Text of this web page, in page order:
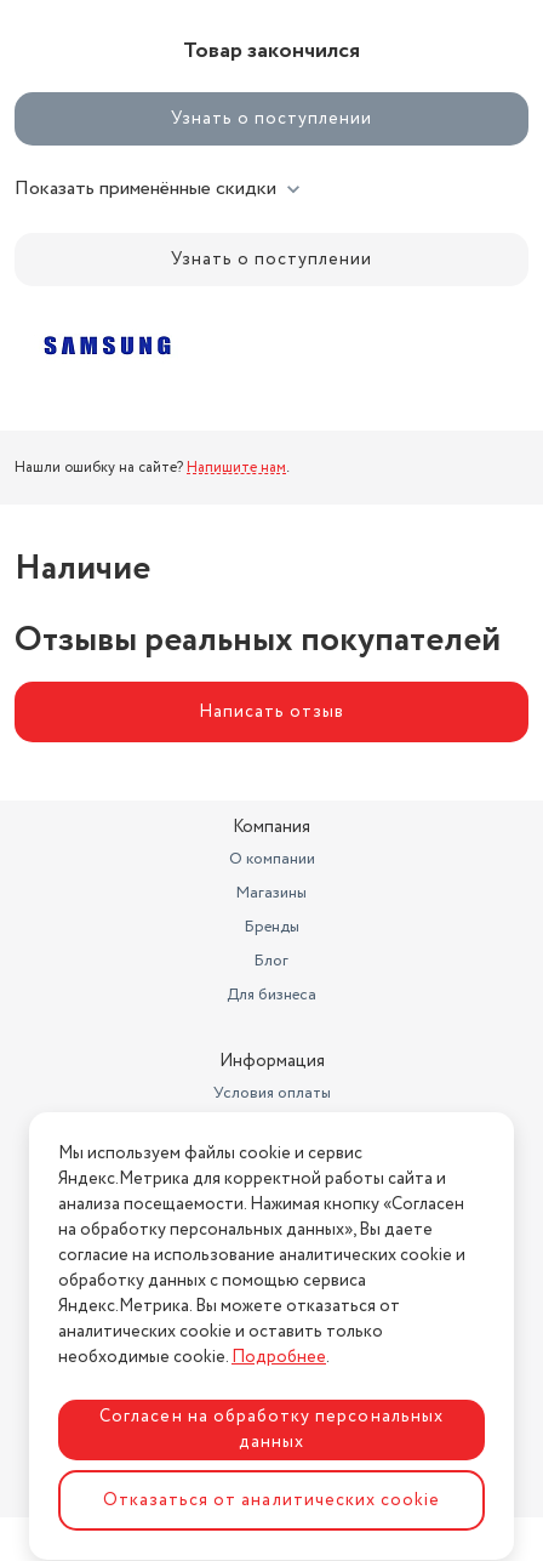
Товар закончился
Узнать о поступлении
Показать применённые скидки
Узнать о поступлении
Нашли ошибку на сайте? Напишите нам.
Наличие
Отзывы реальных покупателей
Написать отзыв
Компания
О компании
Магазины
Бренды
Блог
Для бизнеса
Информация
Условия оплаты
Условия возврата
Нашли ошибку на сайте? Напишите нам
2026 © Интернет-магазин "АстМаркет". У нас есть всё!
Политика конфиденциальности
Разработка сайтаASTDESIGN
Мы используем файлы cookie и сервис
Яндекс.Метрика для корректной работы сайта и
анализа посещаемости. Нажимая кнопку «Согласен
на обработку персональных данных», Вы даете
согласие на использование аналитических cookie и
обработку данных с помощью сервиса
Яндекс.Метрика. Вы можете отказаться от
аналитических cookie и оставить только
необходимые cookie.Подробнее.
Согласен на обработку персональных
данных
Отказаться от аналитических cookie